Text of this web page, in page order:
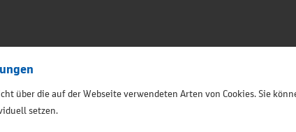
über die auf der Webseite verwendeten Arten von Cookies. Sie
setzen.